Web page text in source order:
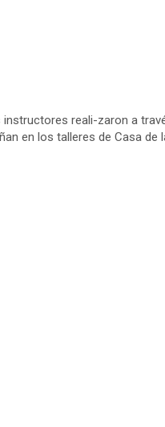
instructores reali-zaron a
en los talleres de Casa de